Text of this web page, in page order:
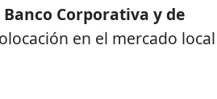
Banco Corporativa y de
en el mercado local